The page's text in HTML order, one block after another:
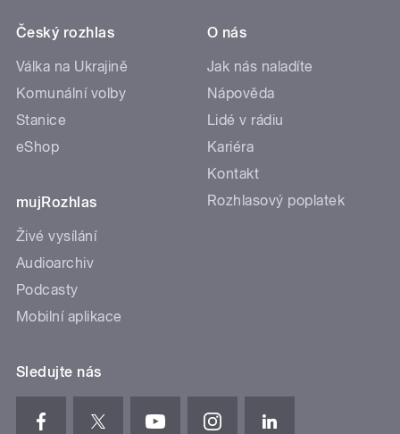
Český rozhlas
Válka na Ukrajině
Komunální volby
Stanice
eShop
mujRozhlas
Živé vysílání
Audioarchiv
Podcasty
Mobilní aplikace
O nás
Jak nás naladíte
Nápověda
Lidé v rádiu
Kariéra
Kontakt
Rozhlasový poplatek
Sledujte nás